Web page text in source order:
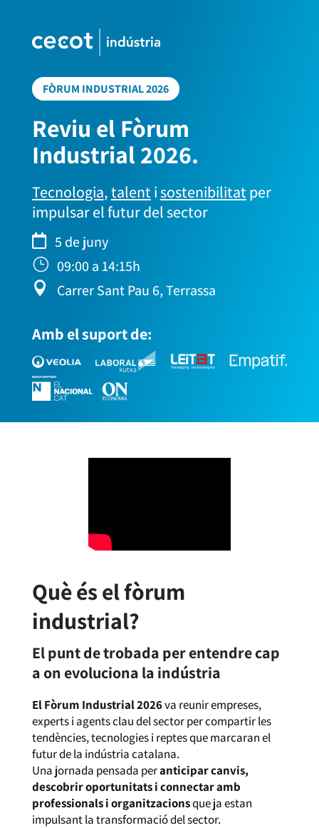
FÒRUM INDUSTRIAL 2026
Reviu el Fòrum
Industrial 2026.
Tecnologia,talent isostenibilitat per
impulsar el futur del sector
 5 de juny
} 09:00 a 14:15h
 Carrer Sant Pau 6, Terrassa
Amb el suport de:
Què és el fòrum
industrial?
El punt de trobada per entendre cap
a on evoluciona la indústria
El Fòrum Industrial 2026va reunir empreses,
experts i agents clau del sector per compartir les
tendències, tecnologies i reptes que marcaran el
futur de la indústria catalana.
Una jornada pensada peranticipar canvis,
descobrir oportunitats i connectar amb
professionals i organitzacionsque ja estan
impulsant la transformació del sector.